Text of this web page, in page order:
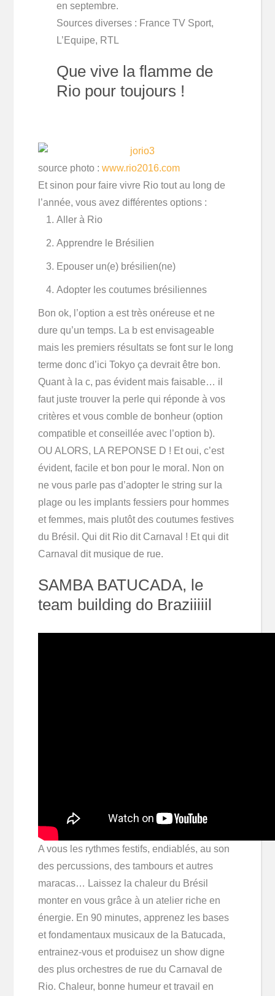
en septembre.
Sources diverses : France TV Sport,
L’Equipe, RTL
Que vive la flamme de
Rio pour toujours !
source photo :www.rio2016.com
Et sinon pour faire vivre Rio tout au long de
l’année, vous avez différentes options :
Aller à Rio
Apprendre le Brésilien
Epouser un(e) brésilien(ne)
Adopter les coutumes brésiliennes
Bon ok, l’option a est très onéreuse et ne
dure qu’un temps. La b est envisageable
mais les premiers résultats se font sur le long
terme donc d’ici Tokyo ça devrait être bon.
Quant à la c, pas évident mais faisable… il
faut juste trouver la perle qui réponde à vos
critères et vous comble de bonheur (option
compatible et conseillée avec l’option b).
OU ALORS, LA REPONSE D ! Et oui, c’est
évident, facile et bon pour le moral. Non on
ne vous parle pas d’adopter le string sur la
plage ou les implants fessiers pour hommes
et femmes, mais plutôt des coutumes festives
du Brésil. Qui dit Rio dit Carnaval ! Et qui dit
Carnaval dit musique de rue.
SAMBA BATUCADA, le
team building do Braziiiiil
A vous les rythmes festifs, endiablés, au son
des percussions, des tambours et autres
maracas… Laissez la chaleur du Brésil
monter en vous grâce à un atelier riche en
énergie. En 90 minutes, apprenez les bases
et fondamentaux musicaux de la Batucada,
entrainez-vous et produisez un show digne
des plus orchestres de rue du Carnaval de
Rio. Chaleur, bonne humeur et travail en